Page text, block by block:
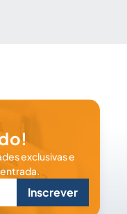
exclusivas e
Inscrever